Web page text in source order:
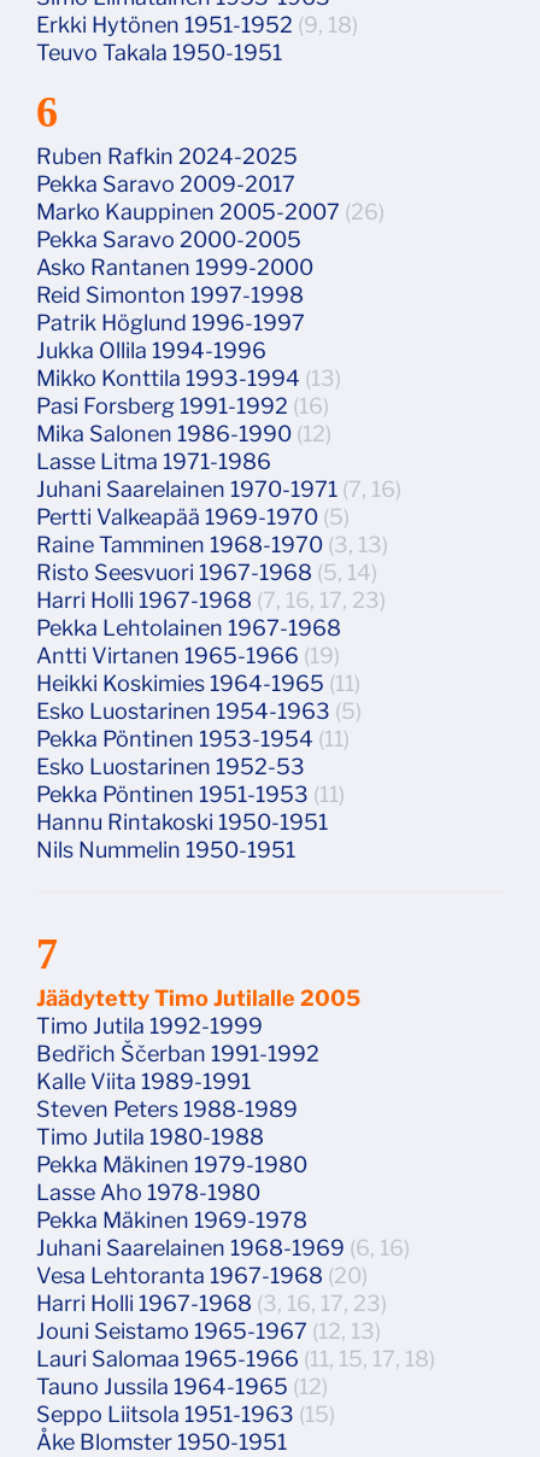
Erkki Hytönen 1951-1952 (9, 18)
Teuvo Takala 1950-1951
6
Ruben Rafkin 2024-2025
Pekka Saravo 2009-2017
Marko Kauppinen 2005-2007 (26)
Pekka Saravo 2000-2005
Asko Rantanen 1999-2000
Reid Simonton 1997-1998
Patrik Höglund 1996-1997
Jukka Ollila 1994-1996
Mikko Konttila 1993-1994 (13)
Pasi Forsberg 1991-1992 (16)
Mika Salonen 1986-1990 (12)
Lasse Litma 1971-1986
Juhani Saarelainen 1970-1971 (7, 16)
Pertti Valkeapää 1969-1970 (5)
Raine Tamminen 1968-1970 (3, 13)
Risto Seesvuori 1967-1968 (5, 14)
Harri Holli 1967-1968 (7, 16, 17, 23)
Pekka Lehtolainen 1967-1968
Antti Virtanen 1965-1966 (19)
Heikki Koskimies 1964-1965 (11)
Esko Luostarinen 1954-1963 (5)
Pekka Pöntinen 1953-1954 (11)
Esko Luostarinen 1952-53
Pekka Pöntinen 1951-1953 (11)
Hannu Rintakoski 1950-1951
Nils Nummelin 1950-1951
7
Jäädytetty Timo Jutilalle 2005
Timo Jutila 1992-1999
Bedřich Ščerban 1991-1992
Kalle Viita 1989-1991
Steven Peters 1988-1989
Timo Jutila 1980-1988
Pekka Mäkinen 1979-1980
Lasse Aho 1978-1980
Pekka Mäkinen 1969-1978
Juhani Saarelainen 1968-1969 (6, 16)
Vesa Lehtoranta 1967-1968 (20)
Harri Holli 1967-1968 (3, 16, 17, 23)
Jouni Seistamo 1965-1967 (12, 13)
Lauri Salomaa 1965-1966 (11, 15, 17, 18)
Tauno Jussila 1964-1965 (12)
Seppo Liitsola 1951-1963 (15)
Åke Blomster 1950-1951